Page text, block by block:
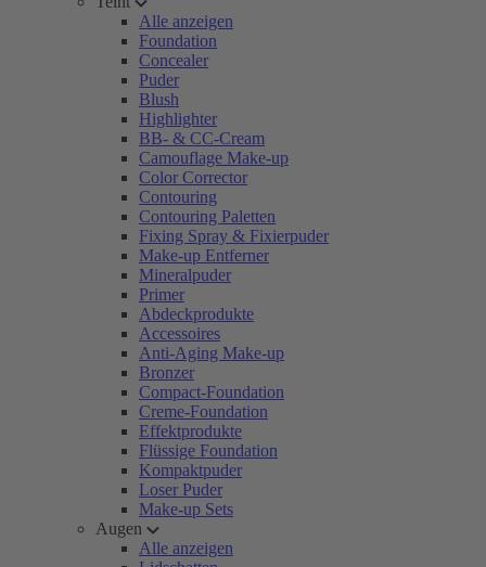
Alle anzeigen
Foundation
Concealer
Puder
Blush
Highlighter
BB- & CC-Cream
Camouflage Make-up
Color Corrector
Contouring
Contouring Paletten
Fixing Spray & Fixierpuder
Make-up Entferner
Mineralpuder
Primer
Abdeckprodukte
Accessoires
Anti-Aging Make-up
Bronzer
Compact-Foundation
Creme-Foundation
Effektprodukte
Flüssige Foundation
Kompaktpuder
Loser Puder
Make-up Sets
Augen
Alle anzeigen